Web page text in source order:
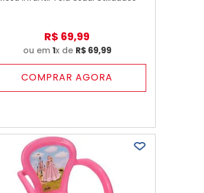
R$ 69,99
ou em 1x de R$ 69,99
COMPRAR AGORA